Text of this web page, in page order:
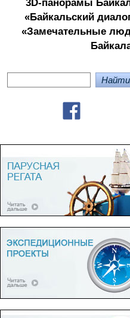
3D-панорамы
«Байкальский
«Замечательные